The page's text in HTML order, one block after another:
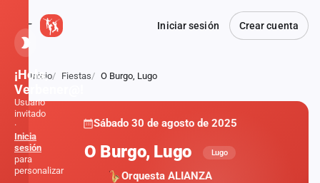
Iniciar sesión Crear cuenta
Atrás
Inicio Fiestas O Burgo, Lugo
Sábado 30 de agosto de 2025
O Burgo, Lugo Lugo
Orquesta ALIANZA
¡Hola,
Verbener@!
Usuario
invitado
·
Inicia
sesión
para
personalizar